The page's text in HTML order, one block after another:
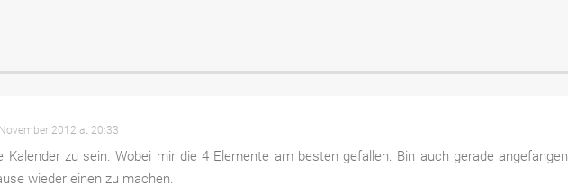
2012 at 20:33
Kalender zu sein. Wobei mir die 4 Elemente am besten gefallen. Bin auch gerade angefangen
wieder einen zu machen.